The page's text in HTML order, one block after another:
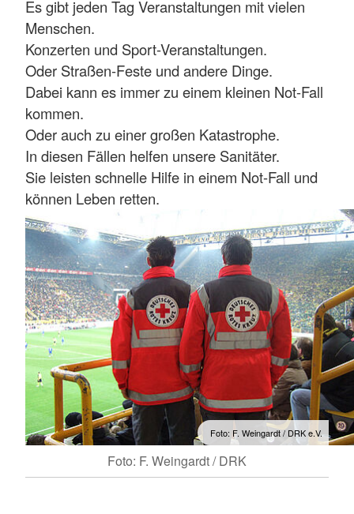
Es gibt jeden Tag Veranstaltungen mit vielen
Menschen.
Konzerten und Sport-Veranstaltungen.
Oder Straßen-Feste und andere Dinge.
Dabei kann es immer zu einem kleinen Not-Fall
kommen.
Oder auch zu einer großen Katastrophe.
In diesen Fällen helfen unsere Sanitäter.
Sie leisten schnelle Hilfe in einem Not-Fall und
können Leben retten.
Foto: F. Weingardt / DRK e.V.
Foto: F. Weingardt / DRK